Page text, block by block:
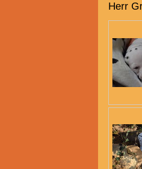
Herr